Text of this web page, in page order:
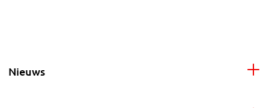
Nieuws